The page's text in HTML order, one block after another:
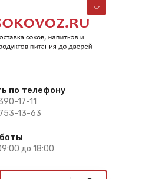
по телефону
17-11
13-63
до 18:00